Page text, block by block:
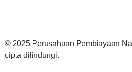
© 2025 Perusahaan Pembiayaan
cipta dilindungi.